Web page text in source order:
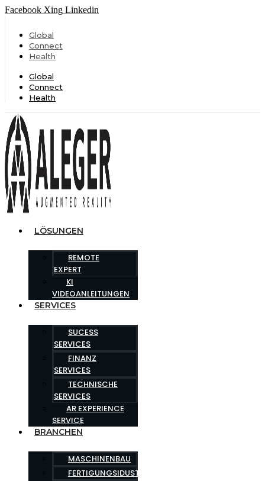
Facebook Xing Linkedin
Global
Connect
Health
Global
Connect
Health
LÖSUNGEN
REMOTE
EXPERT
KI
VIDEOANLEITUNGEN
SERVICES
SUCESS
SERVICES
FINANZ
SERVICES
TECHNISCHE
SERVICES
AR EXPERIENCE
SERVICE
BRANCHEN
MASCHINENBAU
FERTIGUNGSIDUSTRIE